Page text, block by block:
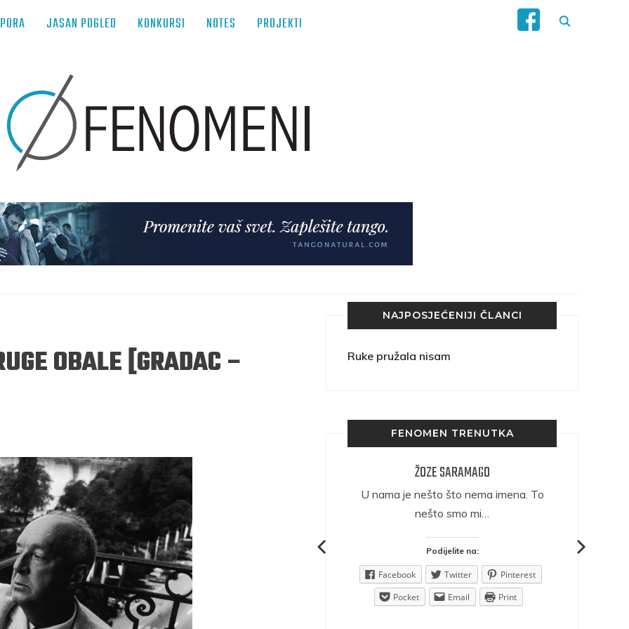
JASAN POGLED KONKURSI NOTES PROJEKTI
OBALE [GRADAC –
NAJPOSJEĆENIJI ČLANCI
Ruke pružala nisam
FENOMEN TRENUTKA
ŽOZE SARAMAGO
U nama je nešto što nema imena. To
nešto smo mi…
Podijelite na:
Facebook Twitter
Pinterest
Pocket
Email Print
JESENJIN
navikli na življenje pod
navikli smo da užižemo
ikonama, ali ne i pred
čovjekom.
Podijelite na:
Twitter
Pinterest
Literatura niti prepisuje, niti prepričava
život, već ga nanovo stvara.
Facebook
Pocket